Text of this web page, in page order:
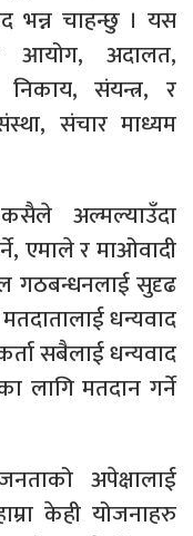
भन्न चाहन्छु । यस
आयोग, अदालत,
संयन्त्र, र
संचार माध्यम
अल्मल्याउँदा
एमाले र माओवादी
गठबन्धनलाई सुदृढ
धन्यवाद
सबैलाई धन्यवाद
लागि मतदान गर्ने
अपेक्षालाई
केही योजनाहरु